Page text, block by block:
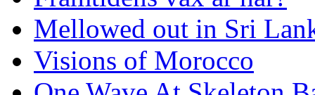
Mellowed out in Sri
Visions of Morocco